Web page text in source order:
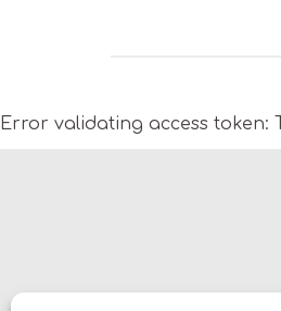
Error validating access token: